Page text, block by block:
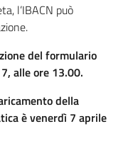
l’IBACN può
del formulario
alle ore 13.00.
della
è venerdì 7 aprile